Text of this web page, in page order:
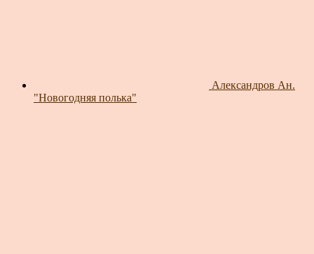
Александров Ан.
"Новогодняя полька"